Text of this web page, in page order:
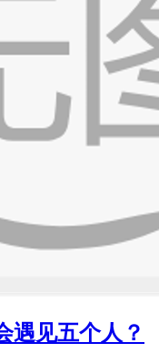
遇见五个人？